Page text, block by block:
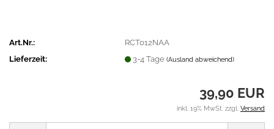
Art.Nr.:
RCT012NAA
Lieferzeit:
3-4 Tage(Ausland abweichend)
39,90 EUR
inkl. 19% MwSt. zzgl. Versand